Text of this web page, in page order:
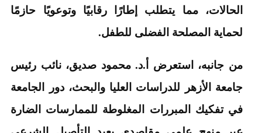
الحالات، مما يتطلب إطارًا رقابيًا وتوعويًا حازمًا
لحماية المصلحة الفضلى للطفل.
من جانبه، استعرض أ.د. محمود صديق، نائب رئيس
جامعة الأزهر للدراسات العليا والبحث، دور الجامعة
في تفكيك المبررات المغلوطة للممارسات الضارة